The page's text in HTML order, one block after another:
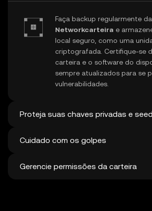
Faça backup regularmente
Networkcarteira e
local seguro, como uma
criptografada. Certifique-se
carteira e o software do
sempre atualizados para se
vulnerabilidades.
Proteja suas chaves privadas e
Nunca compartilhe sua chave
Evite capturas de tela ou
Cuidado com os golpes
Fique atento a golpes de
Gerencie permissões da carteira